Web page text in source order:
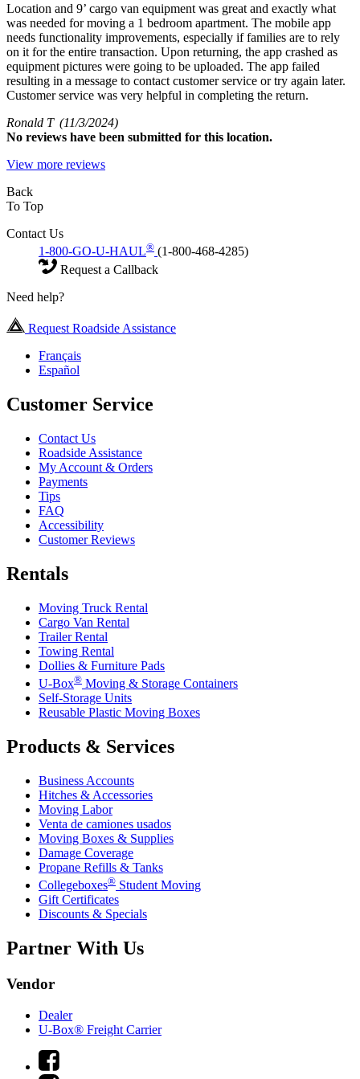
Location and 9’ cargo van equipment was great and exactly what
was needed for moving a 1 bedroom apartment. The mobile app
needs functionality improvements, especially if families are to rely
on it for the entire transaction. Upon returning, the app crashed as
equipment pictures were going to be uploaded. The app failed
resulting in a message to contact customer service or try again later.
Customer service was very helpful in completing the return.
Ronald T (11/3/2024)
No reviews have been submitted for this location.
View more reviews
Back
To Top
Contact Us
1-800-GO-U-HAUL® (1-800-468-4285)
Request a Callback
Need help?
Request Roadside Assistance
Français
Español
Customer Service
Contact Us
Roadside Assistance
My Account & Orders
Payments
Tips
FAQ
Accessibility
Customer Reviews
Rentals
Moving Truck Rental
Cargo Van Rental
Trailer Rental
Towing Rental
Dollies & Furniture Pads
U-Box® Moving & Storage Containers
Self-Storage Units
Reusable Plastic Moving Boxes
Products & Services
Business Accounts
Hitches & Accessories
Moving Labor
Venta de camiones usados
Moving Boxes & Supplies
Damage Coverage
Propane Refills & Tanks
Collegeboxes® Student Moving
Gift Certificates
Discounts & Specials
Partner With Us
Vendor
Dealer
U-Box® Freight Carrier